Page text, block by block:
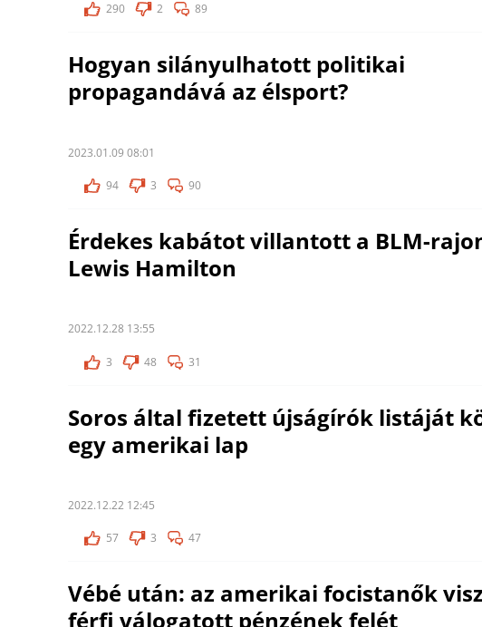
290
2 89
Hogyan silányulhatott politikai
propagandává az élsport?
2023.01.09 08:01
94 3 90
Érdekes kabátot villantott a BLM-
Lewis Hamilton
2022.12.28 13:55
3 48 31
Soros által fizetett újságírók listáját
egy amerikai lap
2022.12.22 12:45
57 3 47
Vébé után: az amerikai focistanők
férfi válogatott pénzének felét